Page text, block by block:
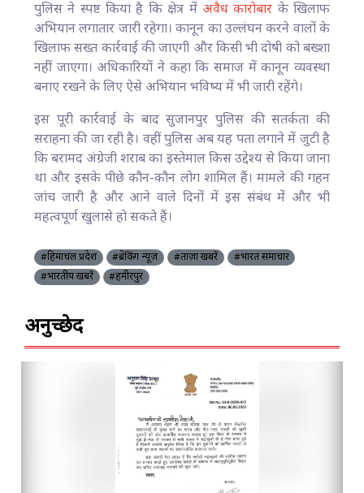
पुलिस ने स्पष्ट किया है कि क्षेत्र में अवैध कारोबार के खिलाफ
अभियान लगातार जारी रहेगा। कानून का उल्लंघन करने वालों के
खिलाफ सख्त कार्रवाई की जाएगी और किसी भी दोषी को बख्शा
नहीं जाएगा। अधिकारियों ने कहा कि समाज में कानून व्यवस्था
बनाए रखने के लिए ऐसे अभियान भविष्य में भी जारी रहेंगे।
इस पूरी कार्रवाई के बाद सुजानपुर पुलिस की सतर्कता की
सराहना की जा रही है। वहीं पुलिस अब यह पता लगाने में जुटी है
कि बरामद अंग्रेजी शराब का इस्तेमाल किस उद्देश्य से किया जाना
था और इसके पीछे कौन-कौन लोग शामिल हैं। मामले की गहन
जांच जारी है और आने वाले दिनों में इस संबंध में और भी
महत्वपूर्ण खुलासे हो सकते हैं।
#हिमाचल प्रदेश #ब्रेकिंग न्यूज़ #ताज़ा खबरें
#भारत समाचार
#भारतीय खबरें
#हमीरपुर
अनुच्छेद